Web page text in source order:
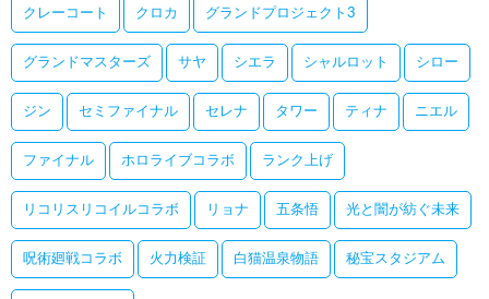
クレーコート クロカ グランドプロジェクト3
グランドマスターズ サヤ シエラ シャルロット シロー
ジン セミファイナル セレナ タワー ティナ ニエル
ファイナル ホロライブコラボ ランク上げ
リコリスリコイルコラボ リョナ 五条悟 光と闇が紡ぐ未来
呪術廻戦コラボ 火力検証 白猫温泉物語 秘宝スタジアム